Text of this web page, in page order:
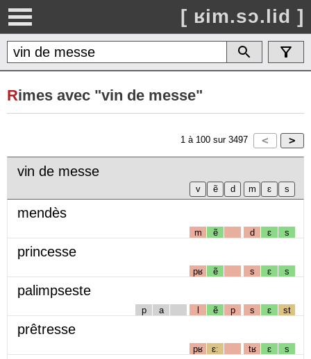
[ ʁim.sɔ.lid ]
Rimes avec "vin de messe"
1 à 100 sur 3497
vin de messe
mendès
m ẽ d ɛ s
princesse
pʁ ẽ s ɛ s
palimpseste
p a l ẽ p s ɛ st
prêtresse
pʁ ɛː tʁ ɛ s